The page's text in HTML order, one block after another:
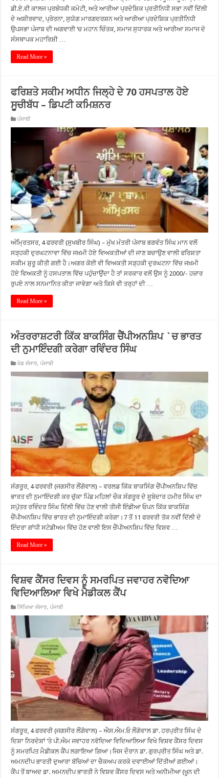
ਡੀ.ਏ.ਵੀ ਕਾਲਜ ਪ੍ਰਬੰਧਕੀ ਕਮੇਟੀ, ਅਤੇ ਆਰੀਆ ਪ੍ਰਦੇਸ਼ਿਕ ਪ੍ਰਤੀਨਿਧੀ ਸਭਾ ਨਵੀਂ ਦਿੱਲੀ
ਦੇ ਅਸ਼ੀਰਵਾਦ, ਪ੍ਰੇਰਨਾ, ਸੁਯੋਗ ਮਾਰਗਦਰਸ਼ਨ ਅਤੇ ਆਰੀਆ ਪ੍ਰਦੇਸ਼ਿਕ ਪ੍ਰਤੀਨਿਧੀ
ਉਪਸਭਾ ਪੰਜਾਬ ਦੀ ਅਗਵਾਈ ‘ਚ ਮਹਾਨ ਚਿੰਤਕ, ਸਮਾਜ ਸੁਧਾਰਕ ਅਤੇ ਆਰੀਆ ਸਮਾਜ ਦੇ
ਸੰਸਥਾਪਕ ਮਹਾਰਿਸ਼ੀ …
Read More »
ਫਰਿਸ਼ਤੇ ਸਕੀਮ ਅਧੀਨ ਜਿਲ੍ਹੇ ਦੇ 70 ਹਸਪਤਾਲ ਹੋਏ
ਸੂਚੀਬੱਧ – ਡਿਪਟੀ ਕਮਿਸ਼ਨਰ
ਪੰਜਾਬੀ
ਅੰਮ੍ਰਿਤਸਰ, 4 ਫਰਵਰੀ (ਸੁਖਬੀਰ ਸਿੰਘ) – ਮੁੱਖ ਮੰਤਰੀ ਪੰਜਾਬ ਭਗਵੰਤ ਸਿੰਘ ਮਾਨ ਵਲੋਂ
ਸੜ੍ਹਕੀ ਦੁਰਘਟਨਾਵਾ ਵਿੱਚ ਜਖ਼ਮੀ ਹੋਏ ਵਿਅਕਤੀਆਂ ਦੀ ਜਾਣ ਬਚਾਉਣ ਵਾਲੀ ਫਰਿਸ਼ਤਾ
ਸਕੀਮ ਸ਼ੁਰੂ ਕੀਤੀ ਗਈ ਹੈ।ਅਗਰ ਕੋਈ ਵੀ ਵਿਅਕਤੀ ਸੜ੍ਹਕੀ ਦੁਰਘਟਨਾ ਵਿੱਚ ਜਖ਼ਮੀ
ਹੋਏ ਵਿਅਕਤੀ ਨੂੰ ਹਸਪਤਾਲ ਵਿੱਚ ਪਹੁੰਚਾਉਂਦਾ ਹੈ ਤਾਂ ਸਰਕਾਰ ਵਲੋਂ ਉਸ ਨੂੰ 2000/- ਹਜ਼ਾਰ
ਰੁਪਏ ਨਾਲ ਸਨਮਾਨਿਤ ਕੀਤਾ ਜਾਵੇਗਾ ਅਤੇ ਕਿਸੇ ਵੀ ਤਰ੍ਹਾਂ ਦੀ …
Read More »
ਅੰਤਰਰਾਸ਼ਟਰੀ ਕਿੱਕ ਬਾਕਸਿੰਗ ਚੈਂਪੀਅਨਸ਼ਿਪ `ਚ ਭਾਰਤ
ਦੀ ਨੁਮਾਇੰਦਗੀ ਕਰੇਗਾ ਰਵਿੰਦਰ ਸਿੰਘ
ਖੇਡ ਸੰਸਾਰ,ਪੰਜਾਬੀ
ਸੰਗਰੂਰ, 4 ਫਰਵਰੀ (ਜਗਸੀਰ ਲੌਂਗੋਵਾਲ) – ਵਰਲਡ ਕਿੱਕ ਬਾਕਸਿੰਗ ਚੈਂਪੀਅਨਸ਼ਿਪ ਵਿੱਚ
ਭਾਰਤ ਦੀ ਨੁਮਾਇੰਦਗੀ ਕਰ ਚੁੱਕਾ ਪਿੰਡ ਮਹਿਲਾਂ ਚੌਕ ਸੰਗਰੂਰ ਦੇ ਸੂਬੇਦਾਰ ਹਮੀਰ ਸਿੰਘ ਦਾ
ਸਪੁੱਤਰ ਰਵਿੰਦਰ ਸਿੰਘ ਦਿੱਲੀ ਵਿੱਚ ਹੋਣ ਵਾਲੀ ਤੀਜੀ ਇੰਡੀਆ ਓਪਨ ਕਿੱਕ ਬਾਕਸਿੰਗ
ਚੈਂਪੀਅਨਸ਼ਿਪ ਵਿੱਚ ਭਾਰਤ ਦੀ ਨੁਮਾਇੰਦਗੀ ਕਰੇਗਾ।7 ਤੋਂ 11 ਫਰਵਰੀ ਤੱਕ ਨਵੀਂ ਦਿੱਲੀ ਦੇ
ਇੰਦਰਾ ਗਾਂਧੀ ਸਟੇਡੀਅਮ ਵਿੱਚ ਹੋਣ ਵਾਲੀ ਇਸ ਚੈਂਪੀਅਨਸ਼ਿਪ ਵਿੱਚ ਵਿਸ਼ਵ …
Read More »
ਵਿਸ਼ਵ ਕੈਂਸਰ ਦਿਵਸ ਨੂੰ ਸਮਰਪਿਤ ਜਵਾਹਰ ਨਵੋਦਿਆ
ਵਿਦਿਆਲਿਆ ਵਿਖੇ ਮੈਡੀਕਲ ਕੈਂਪ
ਸਿੱਖਿਆ ਸੰਸਾਰ,ਪੰਜਾਬੀ
ਸੰਗਰੂਰ, 4 ਫਰਵਰੀ (ਜਗਸੀਰ ਲੌਂਗੋਵਾਲ) – ਐਸ.ਐਮ.ਓ ਲੌਂਗੋਵਾਲ ਡਾ. ਹਰਪ੍ਰੀਤ ਸਿੰਘ ਦੇ
ਦਿਸ਼ਾ ਨਿਰਦੇਸ਼ਾਂ ‘ਤੇ ਪੀ.ਐਮ ਜਵਾਹਰ ਨਵੋਦਿਆ ਵਿਦਿਆਲਿਆ ਵਿਖੇ ਵਿਸ਼ਵ ਕੈਂਸਰ ਦਿਵਸ
ਨੂੰ ਸਮਰਪਿਤ ਮੈਡੀਕਲ ਕੈਂਪ ਲਗਾਇਆ ਗਿਆ।ਜਿਸ ਦੌਰਾਨ ਡਾ. ਗੁਰਪ੍ਰੀਤ ਸਿੰਘ ਅਤੇ ਡਾ.
ਅਮਨਦੀਪ ਭਾਰਤੀ ਦੁਆਰਾ ਬੱਚਿਆਂ ਦਾ ਚੈਕਅਪ ਕਰਕੇ ਦਵਾਈਆਂ ਦਿੱਤੀਆਂ ਗਈਆਂ।
ਕੈਂਪ ਤੋਂ ਬਾਅਦ ਡਾ. ਅਮਨਦੀਪ ਭਾਰਤੀ ਨੇ ਵਿਸ਼ਵ ਕੈਂਸਰ ਦਿਵਸ ਅਤੇ ਅਨੀਮੀਆ (ਖੂਨ ਦੀ